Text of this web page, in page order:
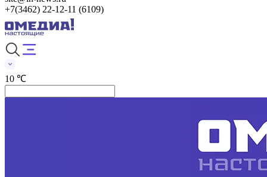
+7(3462) 22-12-11 (6109)
10 ℃